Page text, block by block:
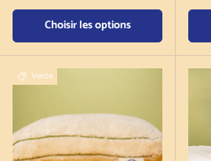
Choisir les options
Vente